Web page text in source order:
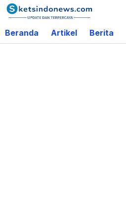
Lewati
ke
konten
Beranda Artikel Berita